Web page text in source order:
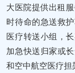
大医院提供出租
时待命的急送救
医疗转送小组，
加急快送归家或
和空中航空医疗担